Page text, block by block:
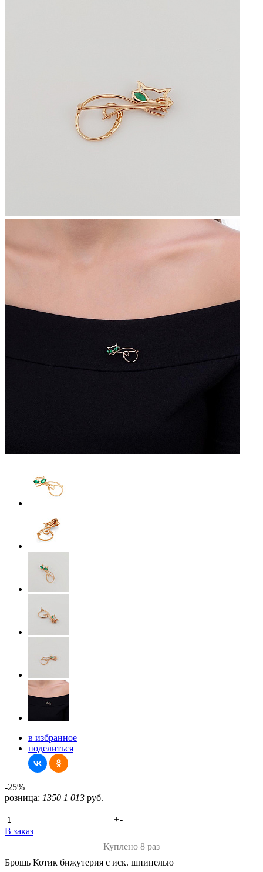
в избранное
поделиться
-25%
розница: 1350 1 013 руб.
+-
В заказ
Куплено 8 раз
Брошь Котик бижутерия с иск. шпинелью